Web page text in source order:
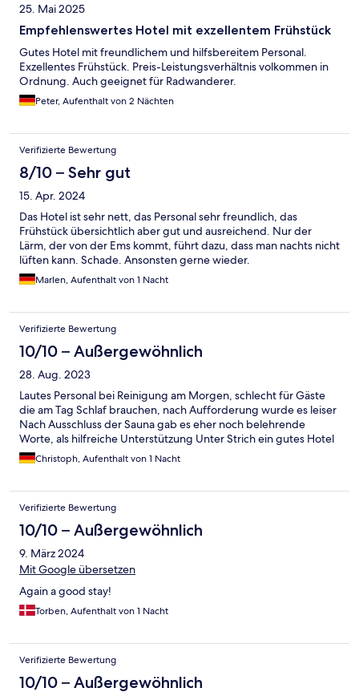
25. Mai 2025
Empfehlenswertes Hotel mit exzellentem Frühstück
Gutes Hotel mit freundlichem und hilfsbereitem Personal.
Exzellentes Frühstück. Preis-Leistungsverhältnis volkommen in
Ordnung. Auch geeignet für Radwanderer.
Peter, Aufenthalt von 2 Nächten
Verifizierte Bewertung
8/10 – Sehr gut
15. Apr. 2024
Das Hotel ist sehr nett, das Personal sehr freundlich, das
Frühstück übersichtlich aber gut und ausreichend. Nur der
Lärm, der von der Ems kommt, führt dazu, dass man nachts nicht
lüften kann. Schade. Ansonsten gerne wieder.
Marlen, Aufenthalt von 1 Nacht
Verifizierte Bewertung
10/10 – Außergewöhnlich
28. Aug. 2023
Lautes Personal bei Reinigung am Morgen, schlecht für Gäste
die am Tag Schlaf brauchen, nach Aufforderung wurde es leiser
Nach Ausschluss der Sauna gab es eher noch belehrende
Worte, als hilfreiche Unterstützung Unter Strich ein gutes Hotel
Christoph, Aufenthalt von 1 Nacht
Verifizierte Bewertung
10/10 – Außergewöhnlich
9. März 2024
Mit Google übersetzen
Again a good stay!
Torben, Aufenthalt von 1 Nacht
Verifizierte Bewertung
10/10 – Außergewöhnlich